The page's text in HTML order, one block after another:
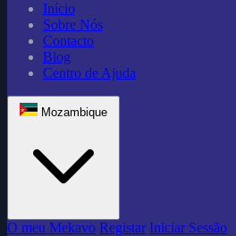
Início
Sobre Nós
Contacto
Blog
Centro de Ajuda
Mozambique
O meu Mekavo Registar Iniciar Sessão